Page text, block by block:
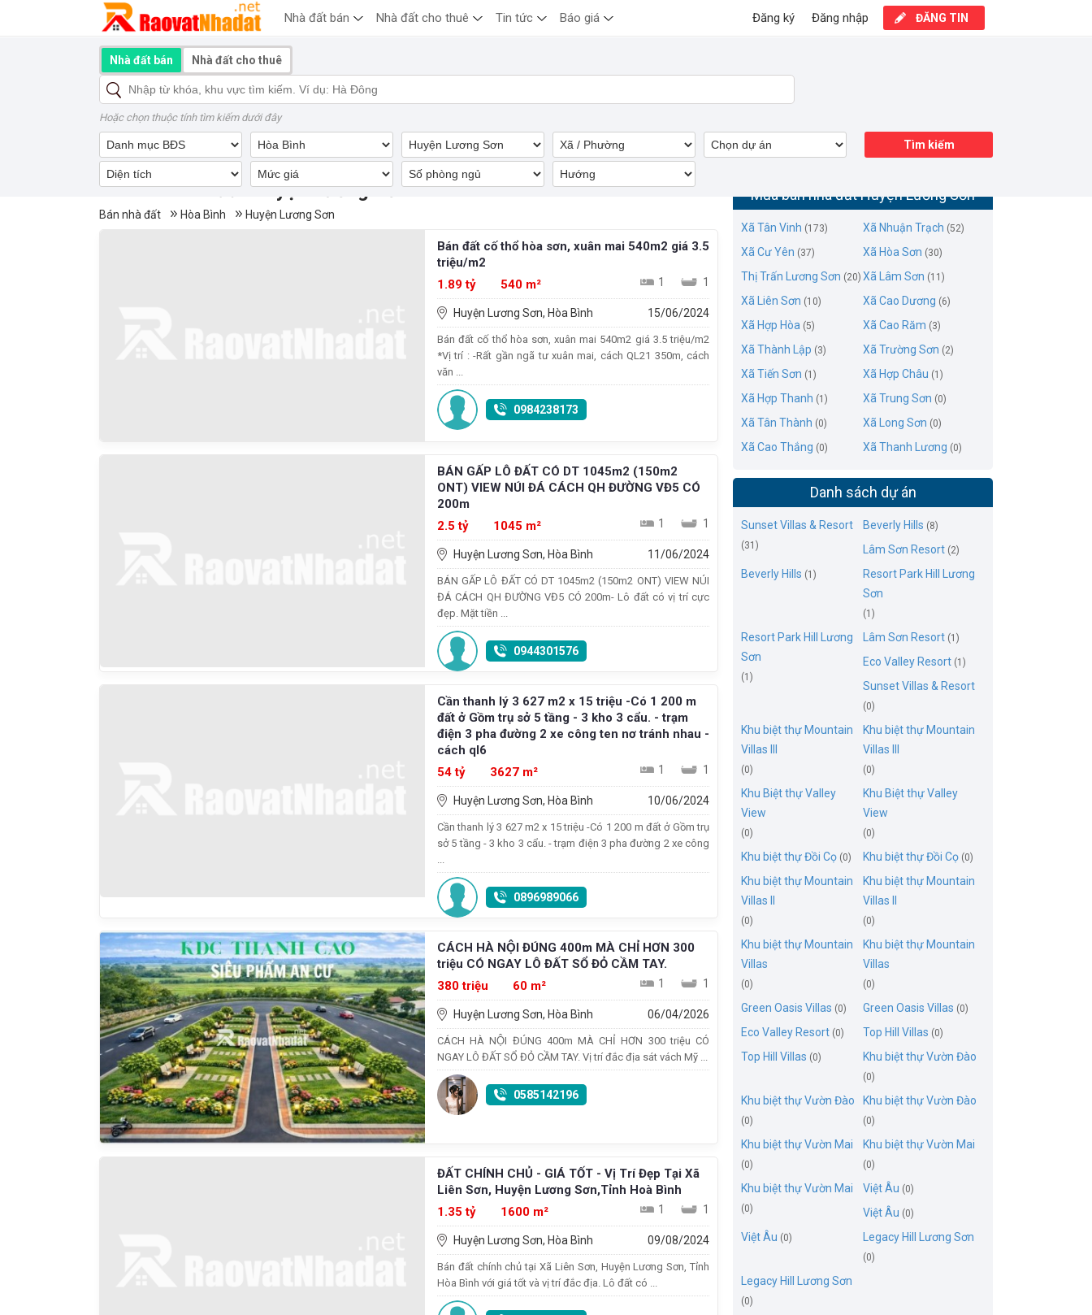
Mua bán nhà đất Huyện Lương Sơn
Bán nhà đất Hòa Bình Huyện Lương Sơn
Bán đất cố thổ hòa sơn, xuân mai 540m2 giá 3.5
triệu/m2
1.89 tỷ
540 m² 1 1
Huyện Lương Sơn, Hòa Bình 15/06/2024
Bán đất cố thổ hòa sơn, xuân mai 540m2 giá 3.5 triệu/m2
*Vị trí : -Rất gần ngã tư xuân mai, cách QL21 350m, cách
văn ...
0984238173
BÁN GẤP LÔ ĐẤT CÓ DT 1045m2 (150m2
ONT) VIEW NÚI ĐÁ CÁCH QH ĐƯỜNG VĐ5 CÓ
200m
2.5 tỷ
1045 m² 1 1
Huyện Lương Sơn, Hòa Bình 11/06/2024
BÁN GẤP LÔ ĐẤT CÓ DT 1045m2 (150m2 ONT) VIEW NÚI
ĐÁ CÁCH QH ĐƯỜNG VĐ5 CÓ 200m- Lô đất có vị trí cực
đẹp. Mặt tiền ...
0944301576
Cần thanh lý 3 627 m2 x 15 triệu -Có 1 200 m
đất ở Gồm trụ sở 5 tầng - 3 kho 3 cẩu. - trạm
điện 3 pha đường 2 xe công ten nơ tránh nhau -
cách ql6
54 tỷ
3627 m² 1 1
Huyện Lương Sơn, Hòa Bình 10/06/2024
Cần thanh lý 3 627 m2 x 15 triệu -Có 1 200 m đất ở Gồm trụ
sở 5 tầng - 3 kho 3 cẩu. - trạm điện 3 pha đường 2 xe công
...
0896989066
CÁCH HÀ NỘI ĐÚNG 400m MÀ CHỈ HƠN 300
triệu CÓ NGAY LÔ ĐẤT SỔ ĐỎ CẦM TAY.
380 triệu
60 m² 1 1
Huyện Lương Sơn, Hòa Bình 06/04/2026
CÁCH HÀ NỘI ĐÚNG 400m MÀ CHỈ HƠN 300 triệu CÓ
NGAY LÔ ĐẤT SỔ ĐỎ CẦM TAY. Vị trí đắc địa sát vách Mỹ ...
0585142196
ĐẤT CHÍNH CHỦ - GIÁ TỐT - Vị Trí Đẹp Tại Xã
Liên Sơn, Huyện Lương Sơn,Tỉnh Hoà Bình
1.35 tỷ
1600 m² 1 1
Huyện Lương Sơn, Hòa Bình 09/08/2024
Bán đất chính chủ tại Xã Liên Sơn, Huyện Lương Sơn, Tỉnh
Hòa Bình với giá tốt và vị trí đắc địa. Lô đất có ...
Mua bán nhà đất Huyện Lương Sơn
Xã Tân Vinh (173) Xã Nhuận Trạch (52)
Xã Cư Yên (37) Xã Hòa Sơn (30)
Thị Trấn Lương Sơn (20) Xã Lâm Sơn (11)
Xã Liên Sơn (10) Xã Cao Dương (6)
Xã Hợp Hòa (5) Xã Cao Răm (3)
Xã Thành Lập (3) Xã Trường Sơn (2)
Xã Tiến Sơn (1) Xã Hợp Châu (1)
Xã Hợp Thanh (1) Xã Trung Sơn (0)
Xã Tân Thành (0) Xã Long Sơn (0)
Xã Cao Thắng (0) Xã Thanh Lương (0)
Danh sách dự án
Sunset Villas & Resort
(31)
Beverly Hills (8)
Lâm Sơn Resort (2)
Beverly Hills (1)
Resort Park Hill Lương
Sơn
(1)
Resort Park Hill Lương
Sơn
(1)
Lâm Sơn Resort (1)
Eco Valley Resort (1)
Sunset Villas & Resort
(0)
Khu biệt thự Mountain
Villas III
(0)
Khu biệt thự Mountain
Villas III
(0)
Khu Biệt thự Valley
View
(0)
Khu Biệt thự Valley
View
(0)
Khu biệt thự Đồi Cọ (0) Khu biệt thự Đồi Cọ (0)
Khu biệt thự Mountain
Villas II
(0)
Khu biệt thự Mountain
Villas II
(0)
Khu biệt thự Mountain
Villas
(0)
Khu biệt thự Mountain
Villas
(0)
Green Oasis Villas (0) Green Oasis Villas (0)
Eco Valley Resort (0) Top Hill Villas (0)
Top Hill Villas (0) Khu biệt thự Vườn Đào
(0)
Khu biệt thự Vườn Đào
(0)
Khu biệt thự Vườn Đào
(0)
Khu biệt thự Vườn Mai
(0)
Khu biệt thự Vườn Mai
(0)
Khu biệt thự Vườn Mai
(0)
Việt Âu (0)
Việt Âu (0)
Việt Âu (0) Legacy Hill Lương Sơn
(0)
Legacy Hill Lương Sơn
(0)
Nhà đất bán Nhà đất cho thuê
Hoặc chọn thuộc tính tìm kiếm dưới đây
Tìm kiếm
Nhà đất bán Nhà đất cho thuê Tin tức Báo giá ĐĂNG TIN
Đăng nhập
Đăng ký